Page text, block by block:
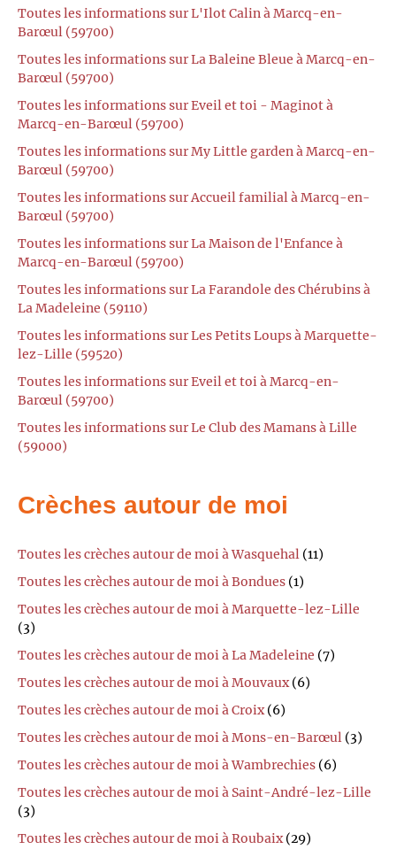
Toutes les informations sur L'Ilot Calin à Marcq-en-
Barœul (59700)
Toutes les informations sur La Baleine Bleue à Marcq-en-
Barœul (59700)
Toutes les informations sur Eveil et toi - Maginot à
Marcq-en-Barœul (59700)
Toutes les informations sur My Little garden à Marcq-en-
Barœul (59700)
Toutes les informations sur Accueil familial à Marcq-en-
Barœul (59700)
Toutes les informations sur La Maison de l'Enfance à
Marcq-en-Barœul (59700)
Toutes les informations sur La Farandole des Chérubins à
La Madeleine (59110)
Toutes les informations sur Les Petits Loups à Marquette-
lez-Lille (59520)
Toutes les informations sur Eveil et toi à Marcq-en-
Barœul (59700)
Toutes les informations sur Le Club des Mamans à Lille
(59000)
Crèches autour de moi
Toutes les crèches autour de moi à Wasquehal (11)
Toutes les crèches autour de moi à Bondues (1)
Toutes les crèches autour de moi à Marquette-lez-Lille
(3)
Toutes les crèches autour de moi à La Madeleine (7)
Toutes les crèches autour de moi à Mouvaux(6)
Toutes les crèches autour de moi à Croix(6)
Toutes les crèches autour de moi à Mons-en-Barœul (3)
Toutes les crèches autour de moi à Wambrechies (6)
Toutes les crèches autour de moi à Saint-André-lez-Lille
(3)
Toutes les crèches autour de moi à Roubaix(29)